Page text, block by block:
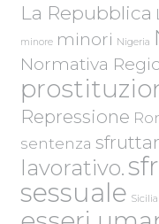
La Repubblica
minore minori Nigeria
Normativa
Repressione
sentenza
lavorativo.
sessuale Sicilia